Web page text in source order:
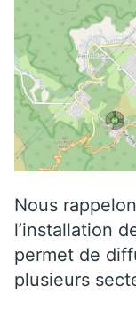
Nous
l’installation
permet de
plusieurs